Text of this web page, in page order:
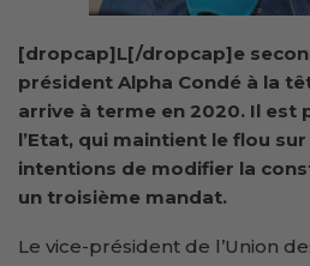
[dropcap]L[/dropcap]e
président Alpha Condé à la
arrive à terme en 2020. Il est
l’Etat, qui maintient le flou
intentions de modifier la
un troisième mandat.
Le vice-président de l’Union